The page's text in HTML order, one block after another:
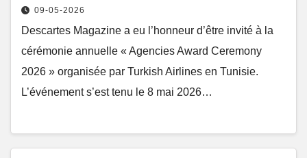
09-05-2026
Descartes Magazine a eu l’honneur d’être invité à la
cérémonie annuelle « Agencies Award Ceremony
2026 » organisée par Turkish Airlines en Tunisie.
L’événement s’est tenu le 8 mai 2026…